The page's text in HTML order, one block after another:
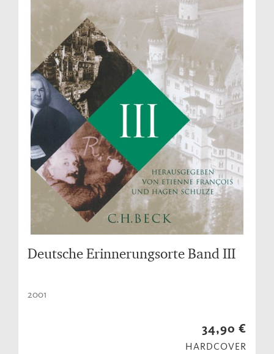
Deutsche Erinnerungsorte Band III
2001
34,90 €
HARDCOVER